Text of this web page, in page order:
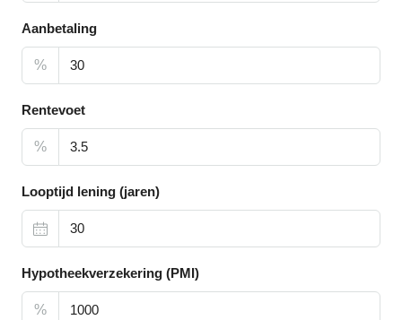
Aanbetaling
%
Rentevoet
%
Looptijd lening (jaren)
Hypotheekverzekering (PMI)
%